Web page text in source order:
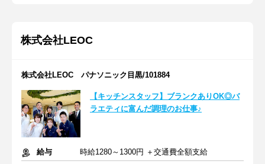
株式会社LEOC
株式会社LEOC パナソニック目黒/101884
【キッチンスタッフ】ブランクありOK◎バ
ラエティに富んだ調理のお仕事♪
給与
時給1280～1300円 ＋交通費全額支給